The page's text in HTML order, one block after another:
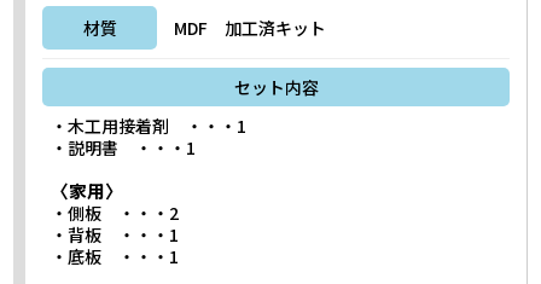
材質 MDF 加工済キット
セット内容
・木工用接着剤 ・・・1
・説明書 ・・・1
〈家用〉
・側板 ・・・2
・背板 ・・・1
・底板 ・・・1